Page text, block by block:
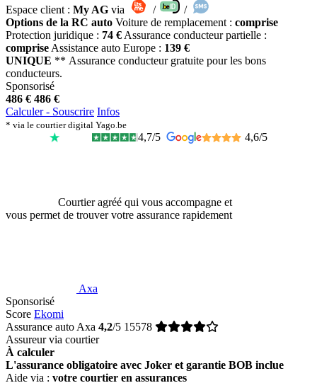
Espace client : My AG via /
/
Options de la RC auto Voiture de remplacement : comprise
Protection juridique : 74 € Assurance conducteur partielle :
comprise Assistance auto Europe : 139 €
UNIQUE ** Assurance conducteur gratuite pour les bons
conducteurs.
Sponsorisé
486 € 486 €
Calculer - Souscrire Infos
* via le courtier digital Yago.be
4,7/5 4,6/5
Courtier agréé qui vous accompagne et
vous permet de trouver votre assurance rapidement
Axa
Sponsorisé
Score Ekomi
Assurance auto Axa 4,2/5 15578
Assureur via courtier
À calculer
L'assurance obligatoire avec Joker et garantie BOB inclue
Aide via : votre courtier en assurances